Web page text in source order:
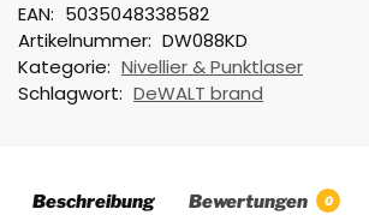
EAN: 5035048338582
Artikelnummer: DW088KD
Kategorie: Nivellier & Punktlaser
Schlagwort: DeWALT brand
Beschreibung Bewertungen 0